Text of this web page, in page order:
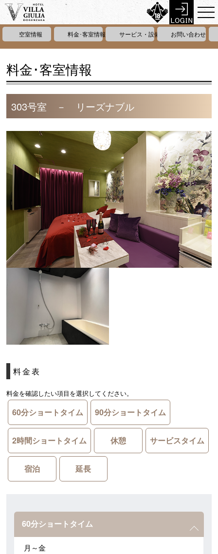
空室情報 料金･客室情報 サービス・設備情報お問い合わせ
料金･客室情報
303号室 － リーズナブル
料金表
料金を確認したい項目を選択してください。
60分ショートタイム 90分ショートタイム
2時間ショートタイム 休憩 サービスタイム
宿泊 延長
60分ショートタイム
月～金